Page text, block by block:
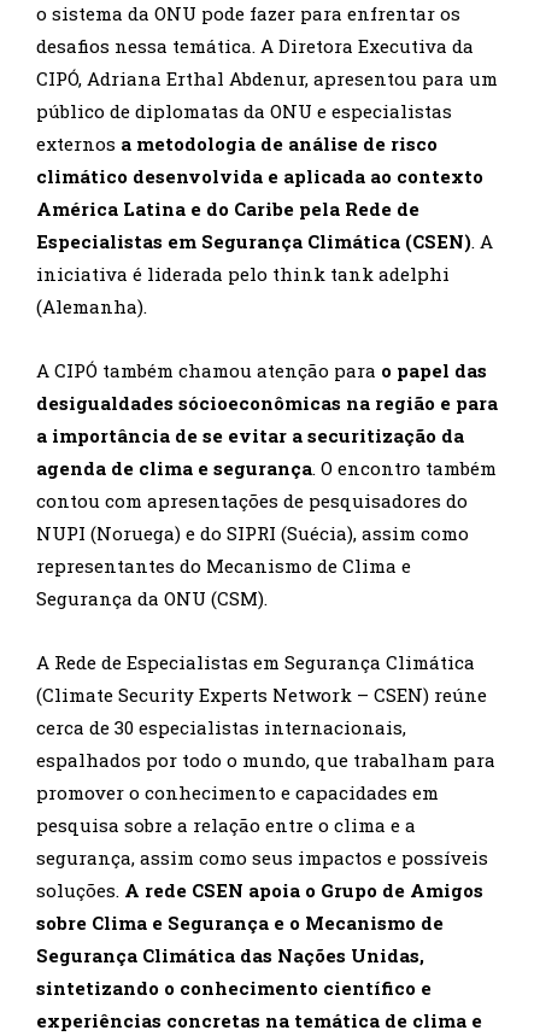
o sistema da ONU pode fazer para enfrentar os
desafios nessa temática. A Diretora Executiva da
CIPÓ, Adriana Erthal Abdenur, apresentou para um
público de diplomatas da ONU e especialistas
externos a metodologia de análise de risco
climático desenvolvida e aplicada ao contexto
América Latina e do Caribe pela Rede de
Especialistas em Segurança Climática (CSEN). A
iniciativa é liderada pelo think tank adelphi
(Alemanha).
A CIPÓ também chamou atenção para o papel das
desigualdades sócioeconômicas na região e para
a importância de se evitar a securitização da
agenda de clima e segurança. O encontro também
contou com apresentações de pesquisadores do
NUPI (Noruega) e do SIPRI (Suécia), assim como
representantes do Mecanismo de Clima e
Segurança da ONU (CSM).
A Rede de Especialistas em Segurança Climática
(Climate Security Experts Network – CSEN) reúne
cerca de 30 especialistas internacionais,
espalhados por todo o mundo, que trabalham para
promover o conhecimento e capacidades em
pesquisa sobre a relação entre o clima e a
segurança, assim como seus impactos e possíveis
soluções. A rede CSEN apoia o Grupo de Amigos
sobre Clima e Segurança e o Mecanismo de
Segurança Climática das Nações Unidas,
sintetizando o conhecimento científico e
experiências concretas na temática de clima e